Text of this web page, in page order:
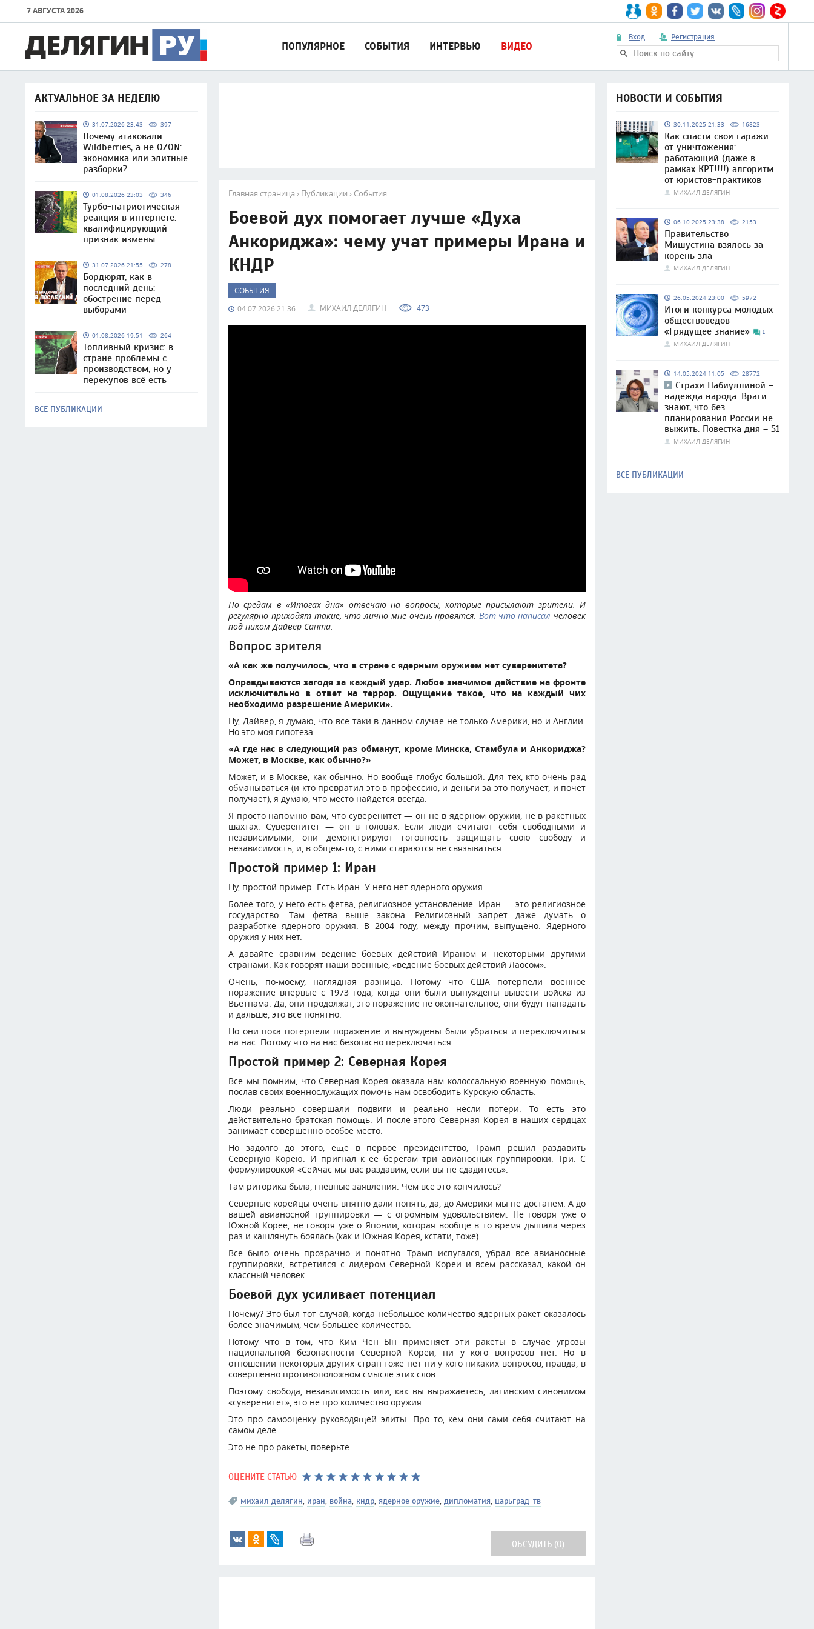
7 АВГУСТА 2026
Вход Регистрация
ПОПУЛЯРНОЕ СОБЫТИЯ ИНТЕРВЬЮ ВИДЕО
АКТУАЛЬНОЕ ЗА НЕДЕЛЮ
31.07.2026 23:43 397
Почему атаковали
Wildberries, а не OZON:
экономика или элитные
разборки?
01.08.2026 23:03 346
Турбо-патриотическая
реакция в интернете:
квалифицирующий
признак измены
31.07.2026 21:55 278
Бордюрят, как в
последний день:
обострение перед
выборами
01.08.2026 19:51 264
Топливный кризис: в
стране проблемы с
производством, но у
перекупов всё есть
ВСЕ ПУБЛИКАЦИИ
Главная страница › Публикации › События
Боевой дух помогает лучше «Духа
Анкориджа»: чему учат примеры Ирана и
КНДР
СОБЫТИЯ
04.07.2026 21:36
МИХАИЛ ДЕЛЯГИН 473
По средам в «Итогах дна» отвечаю на вопросы, которые присылают зрители. И
регулярно приходят такие, что лично мне очень нравятся.Вот что написал человек
под ником Дайвер Санта.
Вопрос зрителя
«А как же получилось, что в стране с ядерным оружием нет суверенитета?
Оправдываются загодя за каждый удар. Любое значимое действие на фронте
исключительно в ответ на террор. Ощущение такое, что на каждый чих
необходимо разрешение Америки».
Ну, Дайвер, я думаю, что все-таки в данном случае не только Америки, но и Англии.
Но это моя гипотеза.
«А где нас в следующий раз обманут, кроме Минска, Стамбула и Анкориджа?
Может, в Москве, как обычно?»
Может, и в Москве, как обычно. Но вообще глобус большой. Для тех, кто очень рад
обманываться (и кто превратил это в профессию, и деньги за это получает, и почет
получает), я думаю, что место найдется всегда.
Я просто напомню вам, что суверенитет — он не в ядерном оружии, не в ракетных
шахтах. Суверенитет — он в головах. Если люди считают себя свободными и
независимыми, они демонстрируют готовность защищать свою свободу и
независимость, и, в общем-то, с ними стараются не связываться.
Простой пример 1: Иран
Ну, простой пример. Есть Иран. У него нет ядерного оружия.
Более того, у него есть фетва, религиозное установление. Иран — это религиозное
государство. Там фетва выше закона. Религиозный запрет даже думать о
разработке ядерного оружия. В 2004 году, между прочим, выпущено. Ядерного
оружия у них нет.
А давайте сравним ведение боевых действий Ираном и некоторыми другими
странами. Как говорят наши военные, «ведение боевых действий Лаосом».
Очень, по-моему, наглядная разница. Потому что США потерпели военное
поражение впервые с 1973 года, когда они были вынуждены вывести войска из
Вьетнама. Да, они продолжат, это поражение не окончательное, они будут нападать
и дальше, это все понятно.
Но они пока потерпели поражение и вынуждены были убраться и переключиться
на нас. Потому что на нас безопасно переключаться.
Простой пример 2: Северная Корея
Все мы помним, что Северная Корея оказала нам колоссальную военную помощь,
послав своих военнослужащих помочь нам освободить Курскую область.
Люди реально совершали подвиги и реально несли потери. То есть это
действительно братская помощь. И после этого Северная Корея в наших сердцах
занимает совершенно особое место.
Но задолго до этого, еще в первое президентство, Трамп решил раздавить
Северную Корею. И пригнал к ее берегам три авианосных группировки. Три. С
формулировкой «Сейчас мы вас раздавим, если вы не сдадитесь».
Там риторика была, гневные заявления. Чем все это кончилось?
Северные корейцы очень внятно дали понять, да, до Америки мы не достанем. А до
вашей авианосной группировки — с огромным удовольствием. Не говоря уже о
Южной Корее, не говоря уже о Японии, которая вообще в то время дышала через
раз и кашлянуть боялась (как и Южная Корея, кстати, тоже).
Все было очень прозрачно и понятно. Трамп испугался, убрал все авианосные
группировки, встретился с лидером Северной Кореи и всем рассказал, какой он
классный человек.
Боевой дух усиливает потенциал
Почему? Это был тот случай, когда небольшое количество ядерных ракет оказалось
более значимым, чем большее количество.
Потому что в том, что Ким Чен Ын применяет эти ракеты в случае угрозы
национальной безопасности Северной Кореи, ни у кого вопросов нет. Но в
отношении некоторых других стран тоже нет ни у кого никаких вопросов, правда, в
совершенно противоположном смысле этих слов.
Поэтому свобода, независимость или, как вы выражаетесь, латинским синонимом
«суверенитет», это не про количество оружия.
Это про самооценку руководящей элиты. Про то, кем они сами себя считают на
самом деле.
Это не про ракеты, поверьте.
ОЦЕНИТЕ СТАТЬЮ
михаил делягин, иран, война, кндр, ядерное оружие, дипломатия, царьград-тв
ОБСУДИТЬ (0)
НОВОСТИ И СОБЫТИЯ
30.11.2025 21:33 16823
Как спасти свои гаражи
от уничтожения:
работающий (даже в
рамках КРТ!!!!) алгоритм
от юристов-практиков
МИХАИЛ ДЕЛЯГИН
06.10.2025 23:38 2153
Правительство
Мишустина взялось за
корень зла
МИХАИЛ ДЕЛЯГИН
26.05.2024 23:00 5972
Итоги конкурса молодых
обществоведов
«Грядущее знание»
1
МИХАИЛ ДЕЛЯГИН
14.05.2024 11:05 28772
Страхи Набиуллиной –
надежда народа. Враги
знают, что без
планирования России не
выжить. Повестка дня – 51
МИХАИЛ ДЕЛЯГИН
ВСЕ ПУБЛИКАЦИИ